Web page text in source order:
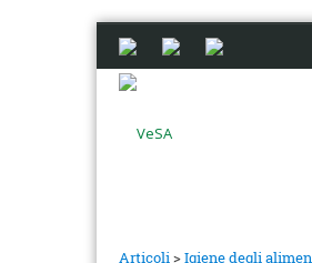
Articoli>Igiene degli